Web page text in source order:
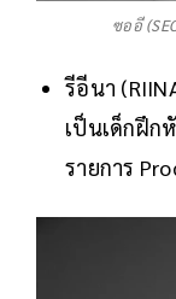
ซออี
รีอีนา
เป็นเด็กฝึก
รายการ